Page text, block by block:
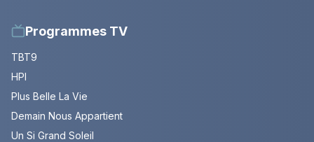
Programmes TV
TBT9
HPI
Plus Belle La Vie
Demain Nous Appartient
Un Si Grand Soleil